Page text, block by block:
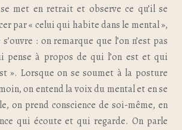
se met en retrait et observe ce qu’il se
par « celui qui habite dans le mental »,
: on remarque que l’on n’est pas
pense à propos de qui l’on est et qui
». Lorsque on se soumet à la posture
on entend la voix du mental et en se
on prend conscience de soi-même, en
qui écoute et qui regarde. On parle